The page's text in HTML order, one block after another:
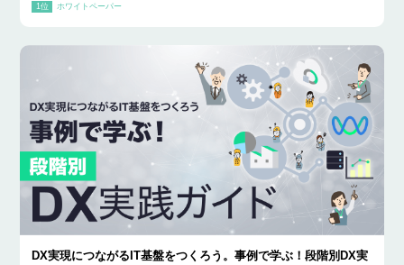
ホワイトペーパー
DX実現につながるIT基盤をつくろう。事例で学ぶ！段階別DX実